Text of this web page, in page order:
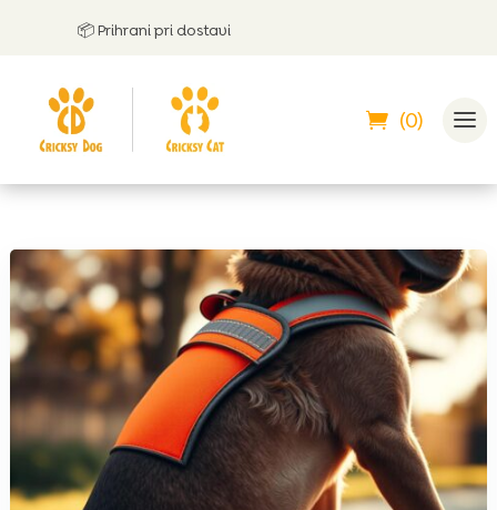
📦 Prihrani pri dostavi
(0)